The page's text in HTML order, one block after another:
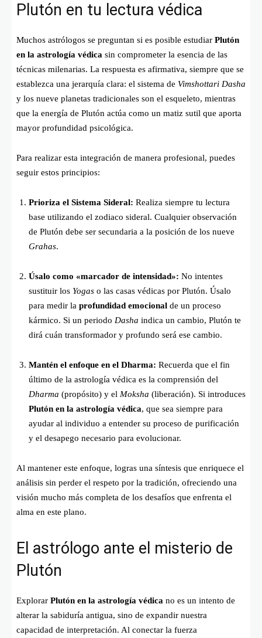
Plutón en tu lectura védica
Muchos astrólogos se preguntan si es posible estudiar Plutón
en la astrología védica sin comprometer la esencia de las
técnicas milenarias. La respuesta es afirmativa, siempre que se
establezca una jerarquía clara: el sistema de Vimshottari Dasha
y los nueve planetas tradicionales son el esqueleto, mientras
que la energía de Plutón actúa como un matiz sutil que aporta
mayor profundidad psicológica.
Para realizar esta integración de manera profesional, puedes
seguir estos principios:
Prioriza el Sistema Sideral: Realiza siempre tu lectura
base utilizando el zodiaco sideral. Cualquier observación
de Plutón debe ser secundaria a la posición de los nueve
Grahas.
Úsalo como «marcador de intensidad»: No intentes
sustituir los Yogas o las casas védicas por Plutón. Úsalo
para medir la profundidad emocional de un proceso
kármico. Si un periodo Dasha indica un cambio, Plutón te
dirá cuán transformador y profundo será ese cambio.
Mantén el enfoque en el Dharma: Recuerda que el fin
último de la astrología védica es la comprensión del
Dharma (propósito) y el Moksha (liberación). Si introduces
Plutón en la astrología védica, que sea siempre para
ayudar al individuo a entender su proceso de purificación
y el desapego necesario para evolucionar.
Al mantener este enfoque, logras una síntesis que enriquece el
análisis sin perder el respeto por la tradición, ofreciendo una
visión mucho más completa de los desafíos que enfrenta el
alma en este plano.
El astrólogo ante el misterio de
Plutón
Explorar Plutón en la astrología védica no es un intento de
alterar la sabiduría antigua, sino de expandir nuestra
capacidad de interpretación. Al conectar la fuerza